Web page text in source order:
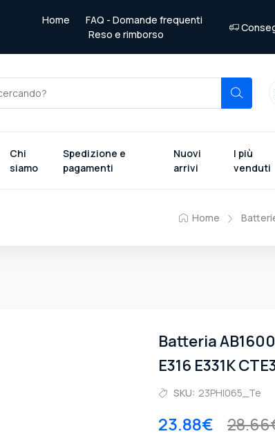
Home
FAQ - Domande frequenti
Reso e rimborso
Chi
siamo
Spedizione e
pagamenti
Nuovi
arrivi
I più
venduti
Home
Batteria
E316 E331K
SKU: 23PHI065_Te
23.88€